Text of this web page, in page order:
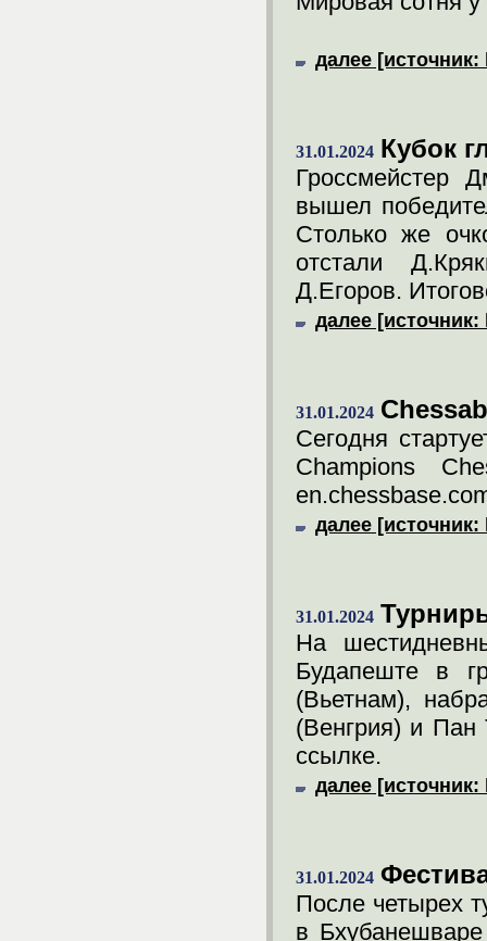
далее
31.01.2024 Кубок
Гроссмейстер
вышел
Столько же
отстали
Д.Егоров.
далее
31.01.2024
Сегодня
Champions
далее
31.01.2024
На
Будапеште в
(Вьетнам),
(Венгрия) и
ссылке.
далее
31.01.2024
После четырех
в